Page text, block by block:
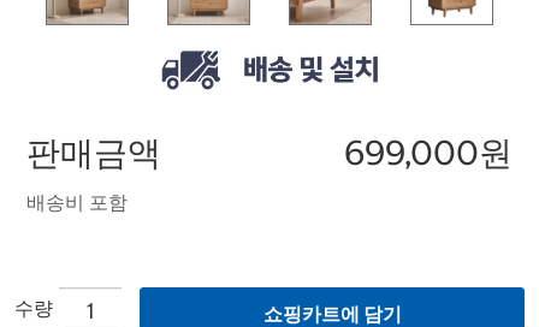
판매금액 699,000원
배송비 포함
수량 쇼핑카트에 담기